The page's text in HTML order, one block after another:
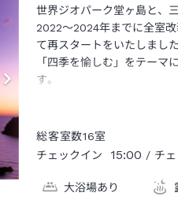
世界ジオパーク堂ヶ島と、
2022～2024年までに全室
て再スタートをいたしました
「四季を愉しむ」をテー
す。
総客室数16室
チェックイン
15:00 / チェ
大浴場あり